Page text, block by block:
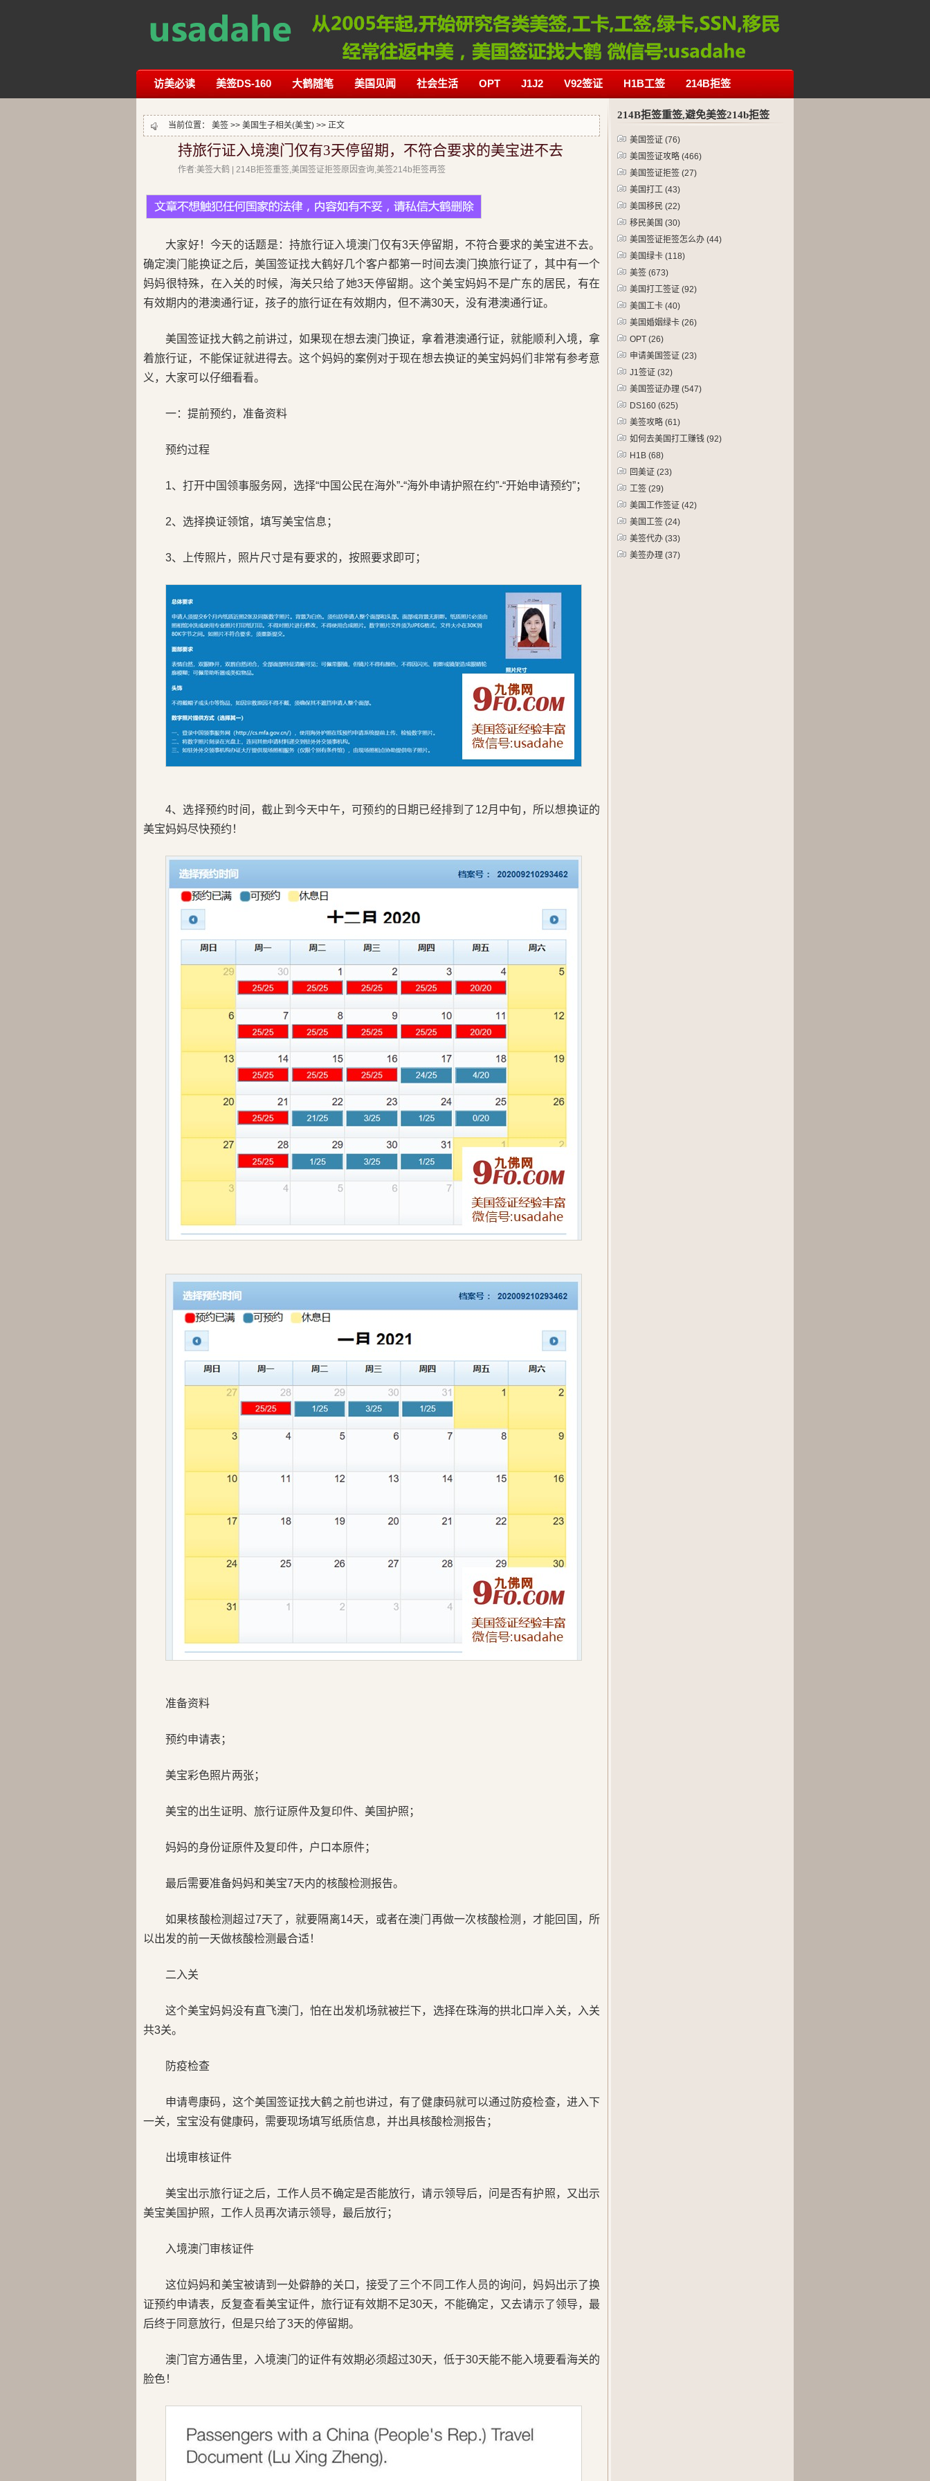
访美必读 美签DS-160 大鹤随笔 美国见闻 社会生活 OPT J1J2 V92签证 H1B工签 214B拒签
当前位置： 美签 >> 美国生子相关(美宝) >> 正文
持旅行证入境澳门仅有3天停留期，不符合要求的美宝进不去
作者:美签大鹤 | 214B拒签重签,美国签证拒签原因查询,美签214b拒签再签
大家好！今天的话题是：持旅行证入境澳门仅有3天停留期，不符合要求的美宝进不去。
确定澳门能换证之后，美国签证找大鹤好几个客户都第一时间去澳门换旅行证了，其中有一个
妈妈很特殊，在入关的时候，海关只给了她3天停留期。这个美宝妈妈不是广东的居民，有在
有效期内的港澳通行证，孩子的旅行证在有效期内，但不满30天，没有港澳通行证。
美国签证找大鹤之前讲过，如果现在想去澳门换证，拿着港澳通行证，就能顺利入境，拿
着旅行证，不能保证就进得去。这个妈妈的案例对于现在想去换证的美宝妈妈们非常有参考意
义，大家可以仔细看看。
一：提前预约，准备资料
预约过程
1、打开中国领事服务网，选择“中国公民在海外”-“海外申请护照在约”-“开始申请预约”；
2、选择换证领馆，填写美宝信息；
3、上传照片，照片尺寸是有要求的，按照要求即可；
4、选择预约时间，截止到今天中午，可预约的日期已经排到了12月中旬，所以想换证的
美宝妈妈尽快预约！
准备资料
预约申请表；
美宝彩色照片两张；
美宝的出生证明、旅行证原件及复印件、美国护照；
妈妈的身份证原件及复印件，户口本原件；
最后需要准备妈妈和美宝7天内的核酸检测报告。
如果核酸检测超过7天了，就要隔离14天，或者在澳门再做一次核酸检测，才能回国，所
以出发的前一天做核酸检测最合适！
二入关
这个美宝妈妈没有直飞澳门，怕在出发机场就被拦下，选择在珠海的拱北口岸入关，入关
共3关。
防疫检查
申请粤康码，这个美国签证找大鹤之前也讲过，有了健康码就可以通过防疫检查，进入下
一关，宝宝没有健康码，需要现场填写纸质信息，并出具核酸检测报告；
出境审核证件
美宝出示旅行证之后，工作人员不确定是否能放行，请示领导后，问是否有护照，又出示
美宝美国护照，工作人员再次请示领导，最后放行；
入境澳门审核证件
这位妈妈和美宝被请到一处僻静的关口，接受了三个不同工作人员的询问，妈妈出示了换
证预约申请表，反复查看美宝证件，旅行证有效期不足30天，不能确定，又去请示了领导，最
后终于同意放行，但是只给了3天的停留期。
澳门官方通告里，入境澳门的证件有效期必须超过30天，低于30天能不能入境要看海关的
脸色！
214B拒签重签,避免美签214b拒签
美国签证 (76)
美国签证攻略 (466)
美国签证拒签 (27)
美国打工 (43)
美国移民 (22)
移民美国 (30)
美国签证拒签怎么办 (44)
美国绿卡 (118)
美签 (673)
美国打工签证 (92)
美国工卡 (40)
美国婚姻绿卡 (26)
OPT (26)
申请美国签证 (23)
J1签证 (32)
美国签证办理 (547)
DS160 (625)
美签攻略 (61)
如何去美国打工赚钱 (92)
H1B (68)
回美证 (23)
工签 (29)
美国工作签证 (42)
美国工签 (24)
美签代办 (33)
美签办理 (37)